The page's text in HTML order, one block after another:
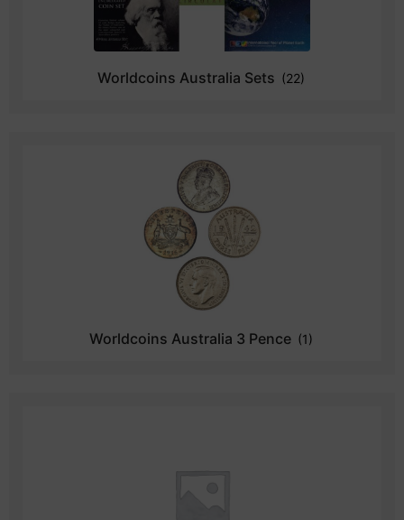
Worldcoins Australia Sets (22)
Worldcoins Australia 3 Pence (1)